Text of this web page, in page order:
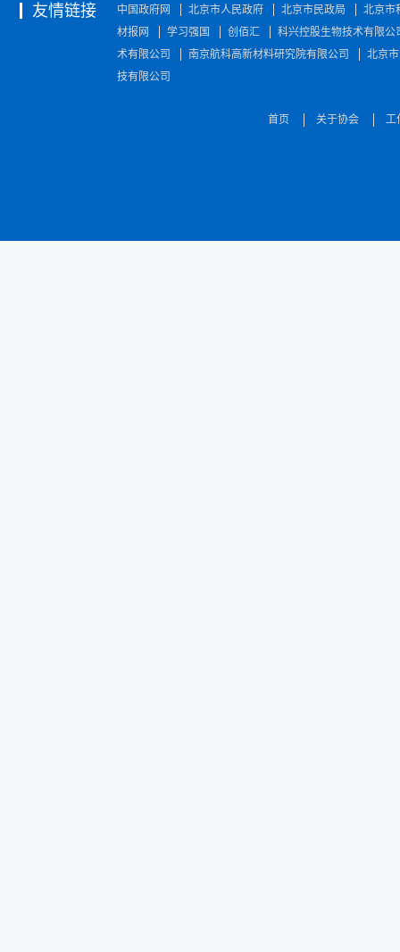
友情链接 中国政府网 北京市人民政府 北京市民政局
北京市
材报网
学习强国 创佰汇
科兴控股生物技术有限公
术有限公司
南京航科高新材料研究院有限公司
北京
技有限公司
首页 关于协会 工